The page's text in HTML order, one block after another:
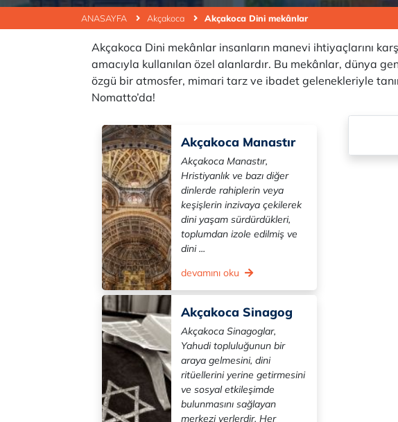
ANASAYFA Akçakoca Akçakoca Dini mekânlar
Akçakoca Dini mekânlar insanların manevi ihtiyaçlarını
amacıyla kullanılan özel alanlardır. Bu mekânlar, dünya
özgü bir atmosfer, mimari tarz ve ibadet gelenekleriyle
Nomatto’da!
Akçakoca Manastır
Akçakoca Manastır,
Hristiyanlık ve bazı diğer
dinlerde rahiplerin veya
keşişlerin inzivaya çekilerek
dini yaşam sürdürdükleri,
toplumdan izole edilmiş ve
dini ...
devamını oku
Akçakoca Sinagog
Akçakoca Sinagoglar,
Yahudi topluluğunun bir
araya gelmesini, dini
ritüellerini yerine getirmesini
ve sosyal etkileşimde
bulunmasını sağlayan
merkezi yerlerdir. Her